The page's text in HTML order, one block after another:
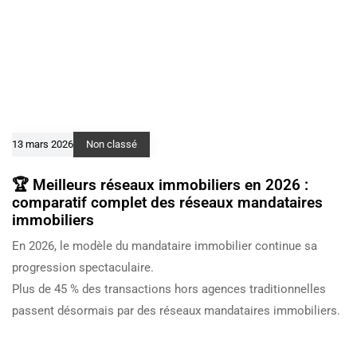
13 mars 2026 Non classé
🏆 Meilleurs réseaux immobiliers en 2026 :
comparatif complet des réseaux mandataires
immobiliers
En 2026, le modèle du mandataire immobilier continue sa
progression spectaculaire.
Plus de 45 % des transactions hors agences traditionnelles
passent désormais par des réseaux mandataires immobiliers.